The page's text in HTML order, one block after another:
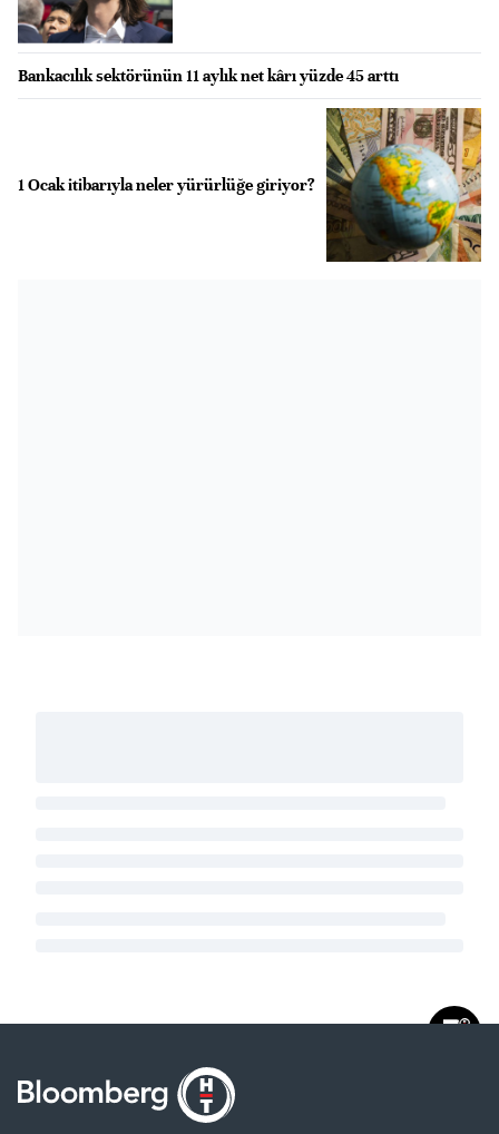
Bankacılık sektörünün 11 aylık net kârı yüzde 45 arttı
1 Ocak itibarıyla neler yürürlüğe giriyor?